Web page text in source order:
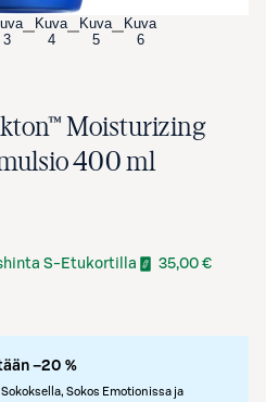
3
Kuva
4
Kuva
5
Kuva
6
Moisturizing
400 ml
S-Etukortilla 35,00 €
–20 %
Sokos Emotionissa ja